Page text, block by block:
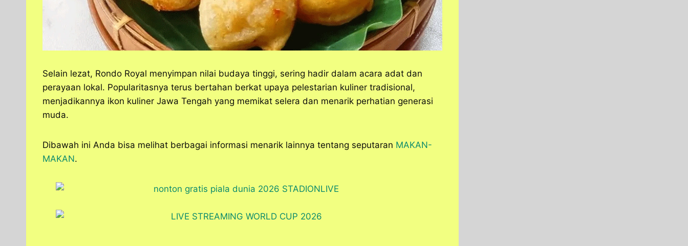
Selain lezat, Rondo Royal menyimpan nilai budaya tinggi, sering hadir dalam acara adat dan
perayaan lokal. Popularitasnya terus bertahan berkat upaya pelestarian kuliner tradisional,
menjadikannya ikon kuliner Jawa Tengah yang memikat selera dan menarik perhatian generasi
muda.
Dibawah ini Anda bisa melihat berbagai informasi menarik lainnya tentang seputaran MAKAN-
MAKAN.